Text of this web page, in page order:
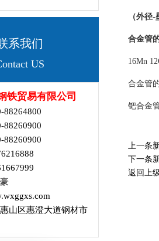
系我们
US
铁贸易有限公司
山区惠澄大道钢材市
（外径
合金管
16Mn
合金管
钯合金
上一条
下一条
返回上